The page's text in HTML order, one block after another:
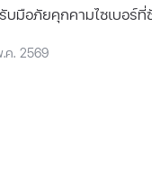
บมือภัยคุกคามไซเบอร์
ค. 2569